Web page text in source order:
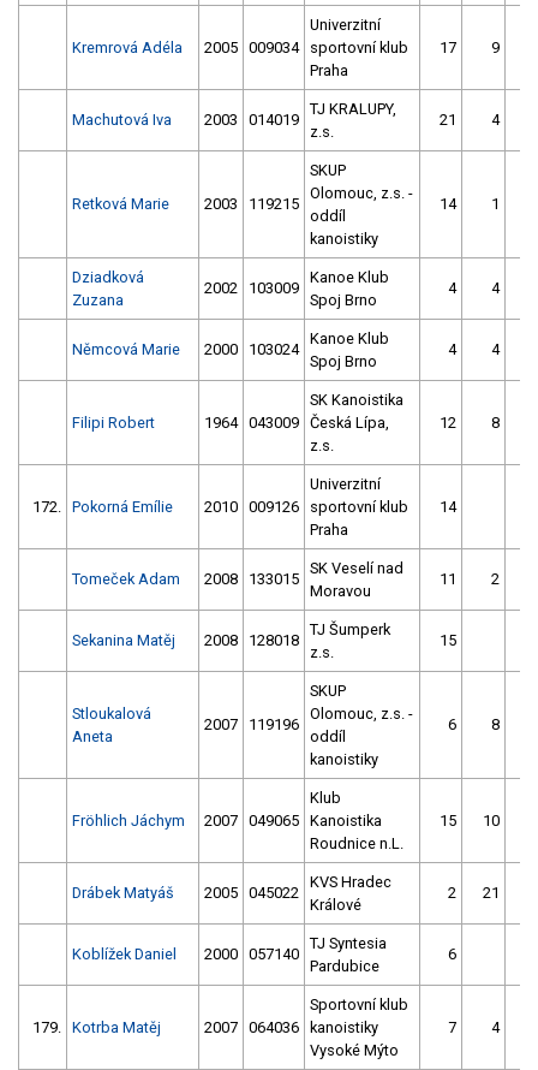
Kremrová Adéla 2005 009034
Univerzitní
sportovní klub
Praha
17 9
Machutová Iva 2003 014019
TJ KRALUPY,
z.s.
21 4
Retková Marie 2003 119215
SKUP
Olomouc, z.s. -
oddíl
kanoistiky
14 1
Dziadková
Zuzana
2002 103009
Kanoe Klub
Spoj Brno
4 4
Němcová Marie 2000 103024
Kanoe Klub
Spoj Brno
4 4
Filipi Robert 1964 043009
SK Kanoistika
Česká Lípa,
z.s.
12 8
172. Pokorná Emílie 2010 009126
Univerzitní
sportovní klub
Praha
14
Tomeček Adam 2008 133015
SK Veselí nad
Moravou
11 2
Sekanina Matěj 2008 128018
TJ Šumperk
z.s.
15
Stloukalová
Aneta
2007 119196
SKUP
Olomouc, z.s. -
oddíl
kanoistiky
6 8
Fröhlich Jáchym 2007 049065
Klub
Kanoistika
Roudnice n.L.
15 10
Drábek Matyáš 2005 045022
KVS Hradec
Králové
2 21
Koblížek Daniel 2000 057140
TJ Syntesia
Pardubice
6
179. Kotrba Matěj 2007 064036
Sportovní klub
kanoistiky
Vysoké Mýto
7 4